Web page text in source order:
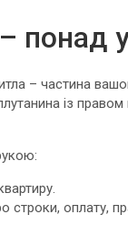
понад
– частина
із
строки, оплату,